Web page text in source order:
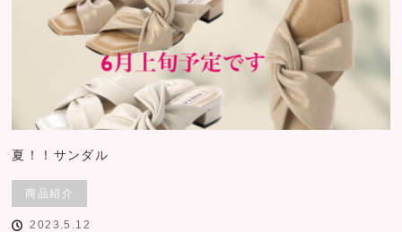
夏！！サンダル
商品紹介
2023.5.12